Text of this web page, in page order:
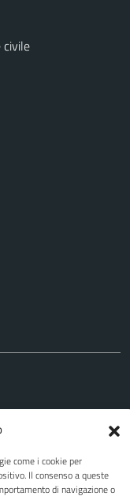
come i cookie per
Il consenso a queste
di navigazione o